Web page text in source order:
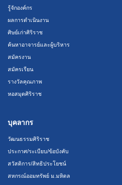
รู้จักองค์กร
ผลการดำเนินงาน
ศิษย์เก่าศิริราช
ค้นหาอาจารย์และผู้บริหาร
สมัครงาน
สมัครเรียน
รางวัลคุณภาพ
หอสมุดศิริราช
บุคลากร
วัฒนธรรมศิริราช
ประกาศ/ระเบียบ/ข้อบังคับ
สวัสดิการ/สิทธิประโยชน์
สหกรณ์ออมทรัพย์ ม.มหิดล